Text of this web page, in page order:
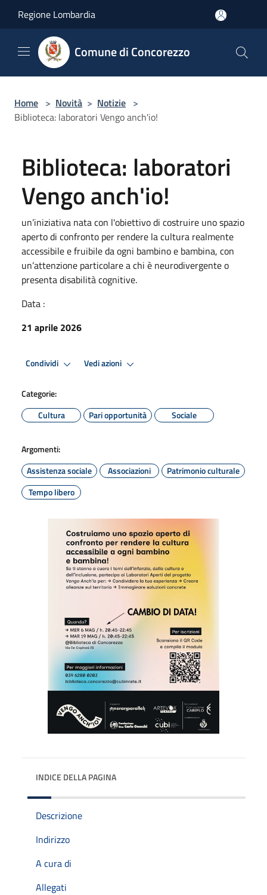
Regione Lombardia
Comune di Concorezzo
Home > Novità > Notizie >
Biblioteca: laboratori Vengo anch'io!
Biblioteca: laboratori
Vengo anch'io!
un’iniziativa nata con l'obiettivo di costruire uno spazio
aperto di confronto per rendere la cultura realmente
accessibile e fruibile da ogni bambino e bambina, con
un’attenzione particolare a chi è neurodivergente o
presenta disabilità cognitive.
Data :
21 aprile 2026
Condividi Vedi azioni
Categorie:
Cultura
Pari opportunità Sociale
Argomenti:
Assistenza sociale
Associazioni
Patrimonio culturale
Tempo libero
INDICE DELLA PAGINA
Descrizione
Indirizzo
A cura di
Allegati